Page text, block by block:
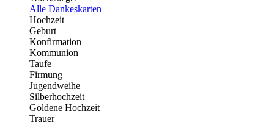
Alle Dankeskarten
Hochzeit
Geburt
Konfirmation
Kommunion
Taufe
Firmung
Jugendweihe
Silberhochzeit
Goldene Hochzeit
Trauer